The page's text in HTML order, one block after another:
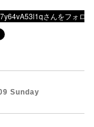
Sunday